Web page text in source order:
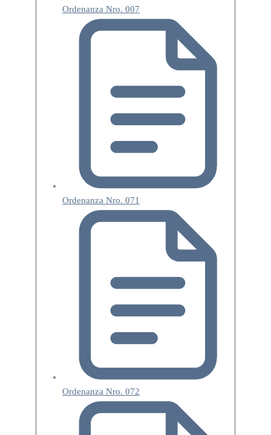
Ordenanza Nro. 007
Ordenanza Nro. 071
Ordenanza Nro. 072